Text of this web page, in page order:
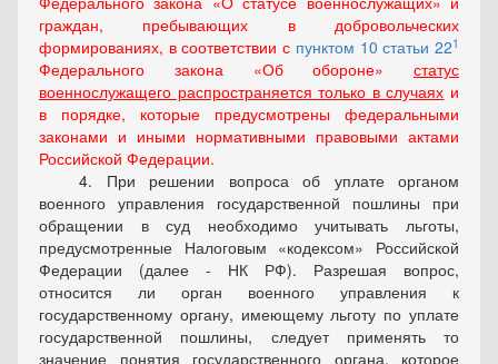
граждан, пребывающих в добровольческих
формированиях, в соответствии с пунктом 10 статьи 221
Федерального закона «Об обороне» статус
военнослужащего распространяется только в случаях и
в порядке, которые предусмотрены федеральными
законами и иными нормативными правовыми актами
Российской Федерации.
4. При решении вопроса об уплате органом
военного управления государственной пошлины при
обращении в суд необходимо учитывать льготы,
предусмотренные Налоговым
кодексом
Российской
Федерации (далее - НК РФ). Разрешая вопрос,
относится ли орган военного управления к
государственному органу, имеющему льготу по уплате
государственной пошлины, следует применять то
значение понятия государственного органа, которое